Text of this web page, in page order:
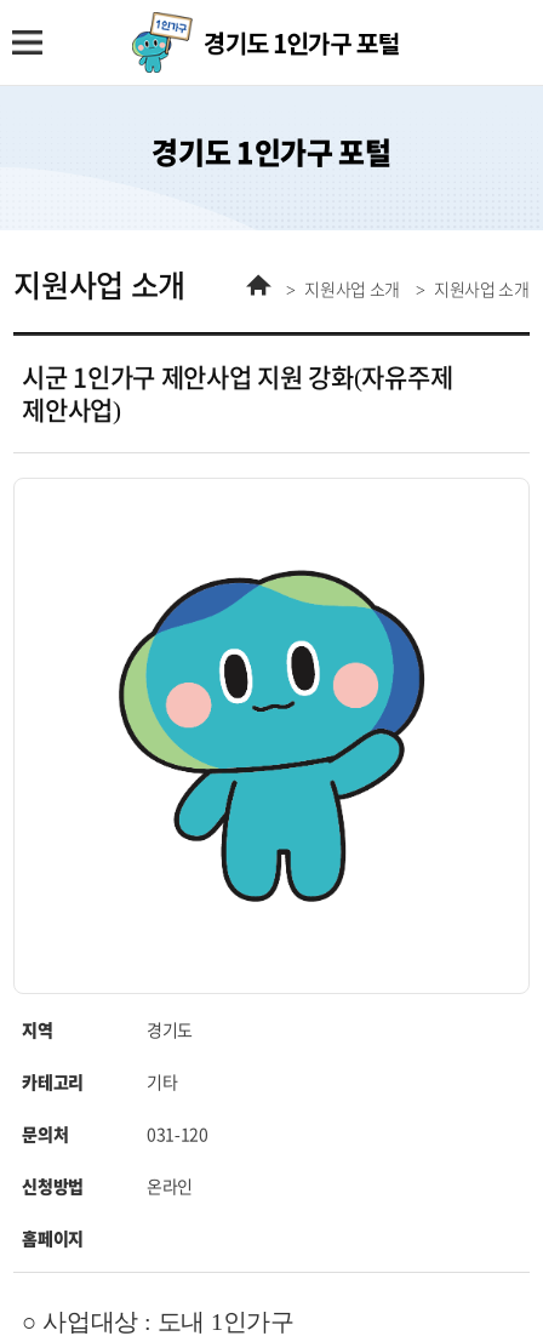
경기도 1인가구 포털
지원사업 소개 홈 지원사업 소개 지원사업 소개
시군 1인가구 제안사업 지원 강화(자유주제
제안사업)
지역 경기도
카테고리 기타
문의처 031-120
신청방법 온라인
홈페이지
○ 사업대상 : 도내 1 인가구